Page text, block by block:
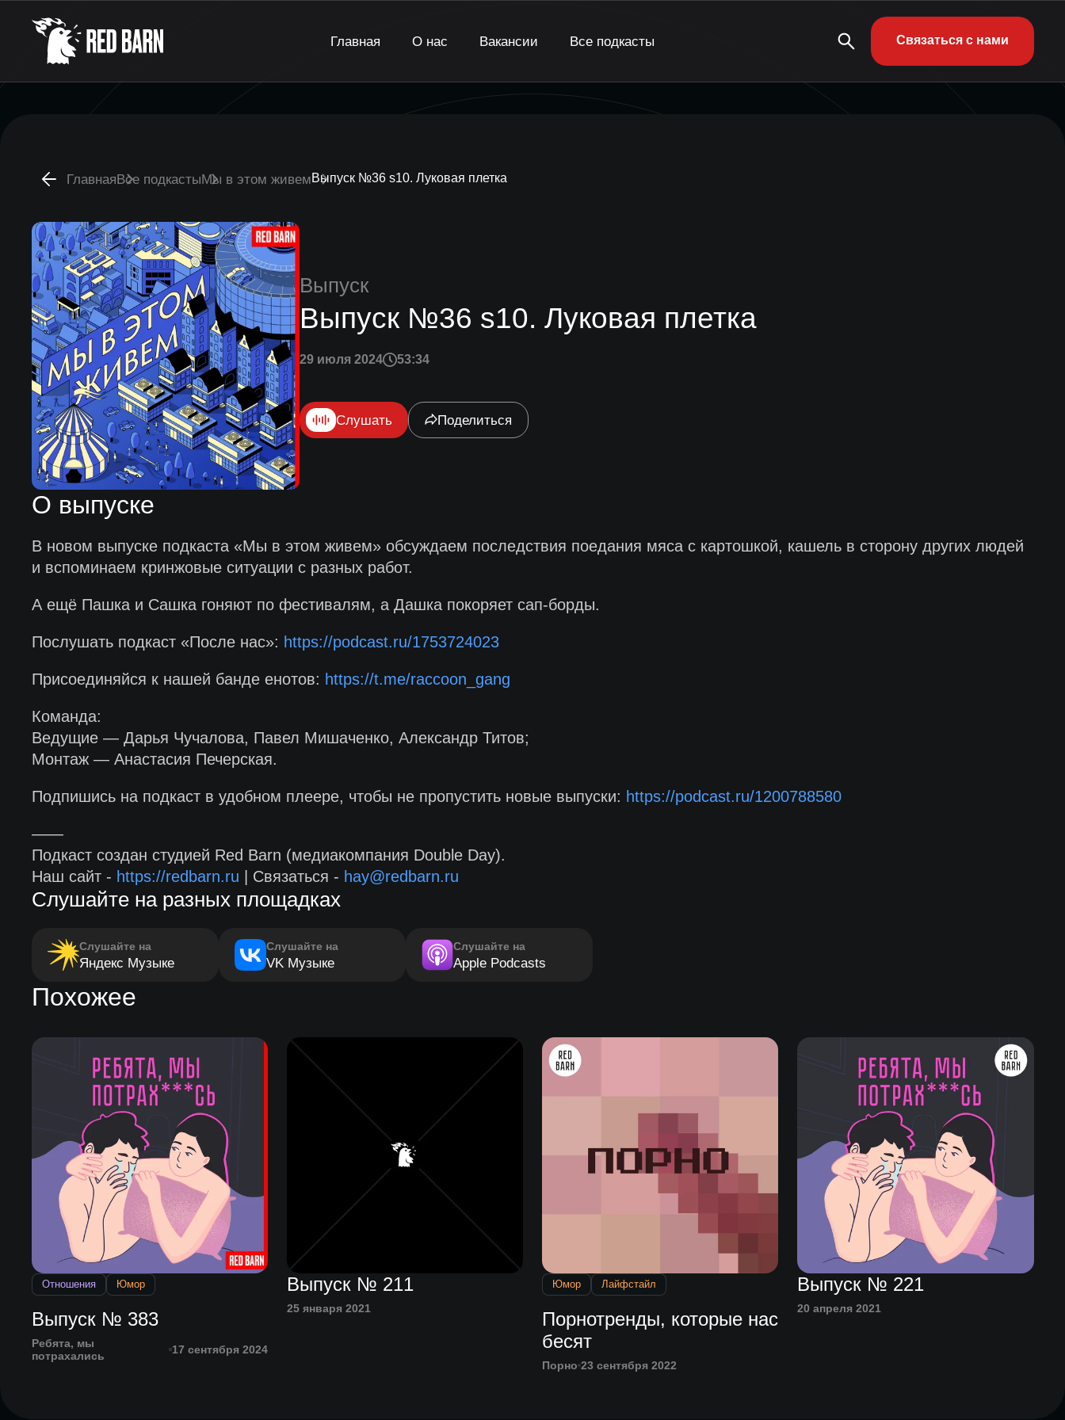
Главная О нас Вакансии Все подкасты Связаться с нами
ГлавнаяВсе подкастыМы в этом живемВыпуск №36 s10. Луковая плетка
Выпуск
Выпуск №36 s10. Луковая плетка
29 июля 2024 53:34
Слушать Поделиться
О выпуске
В новом выпуске подкаста «Мы в этом живем» обсуждаем последствия поедания мяса с картошкой, кашель в сторону других людей
и вспоминаем кринжовые ситуации с разных работ.
А ещё Пашка и Сашка гоняют по фестивалям, а Дашка покоряет сап-борды.
Послушать подкаст «После нас»: https://podcast.ru/1753724023
Присоединяйся к нашей банде енотов: https://t.me/raccoon_gang
Команда:
Ведущие — Дарья Чучалова, Павел Мишаченко, Александр Титов;
Монтаж — Анастасия Печерская.
Подпишись на подкаст в удобном плеере, чтобы не пропустить новые выпуски: https://podcast.ru/1200788580
——
Подкаст создан студией Red Barn (медиакомпания Double Day).
Наш сайт - https://redbarn.ru | Связаться - hay@redbarn.ru
Слушайте на разных площадках
Слушайте на
Яндекс Музыке
Слушайте на
VK Музыке
Слушайте на
Apple Podcasts
Похожее
Отношения Юмор
Выпуск № 383
Ребята, мы
потрахались
17 сентября 2024
Выпуск № 211
25 января 2021
Юмор Лайфстайл
Порнотренды, которые нас
бесят
Порно 23 сентября 2022
Выпуск № 221
20 апреля 2021